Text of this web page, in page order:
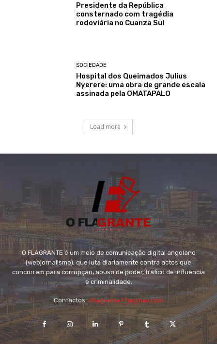
Presidente da República
consternado com tragédia
rodoviária no Cuanza Sul
SOCIEDADE
Hospital dos Queimados Julius
Nyerere: uma obra de grande escala
assinada pela OMATAPALO
Load more
O FLAGRANTE é um meio de comunicação digital angolano
(webjornalismo), que luta diariamente contra actos que
concorrem para corrupção, abuso de poder, tráfico de influência
e criminalidade.
Contactos:oflagrante22@gmail.com